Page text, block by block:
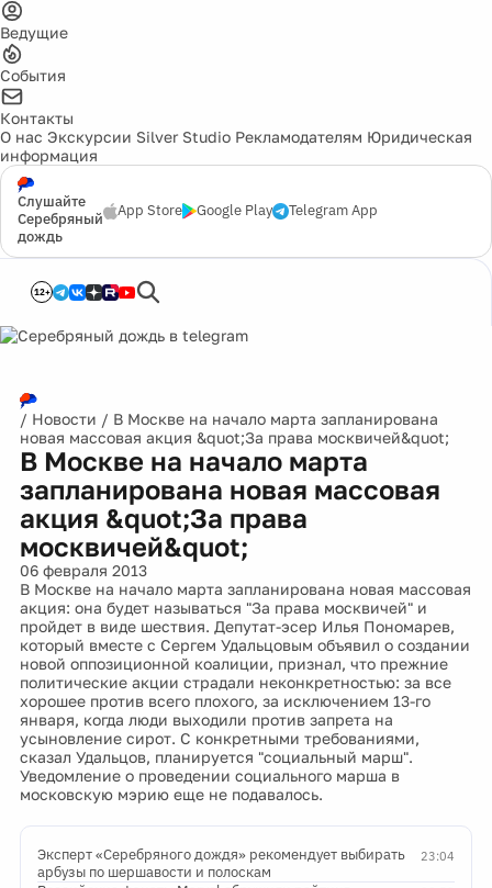
Ведущие
События
Контакты
О нас Экскурсии Silver Studio Рекламодателям Юридическая
информация
Слушайте
Серебряный
дождь
App Store Google Play Telegram App
12+
/ Новости / В Москве на начало марта запланирована
новая массовая акция &quot;За права москвичей&quot;
В Москве на начало марта
запланирована новая массовая
акция &quot;За права
москвичей&quot;
06 февраля 2013
В Москве на начало марта запланирована новая массовая
акция: она будет называться "За права москвичей" и
пройдет в виде шествия. Депутат-эсер Илья Пономарев,
который вместе с Сергем Удальцовым объявил о создании
новой оппозиционной коалиции, признал, что прежние
политические акции страдали неконкретностью: за все
хорошее против всего плохого, за исключением 13-го
января, когда люди выходили против запрета на
усыновление сирот. С конкретными требованиями,
сказал Удальцов, планируется "социальный марш".
Уведомление о проведении социального марша в
московскую мэрию еще не подавалось.
23:04
Эксперт «Серебряного дождя» рекомендует выбирать
арбузы по шершавости и полоскам